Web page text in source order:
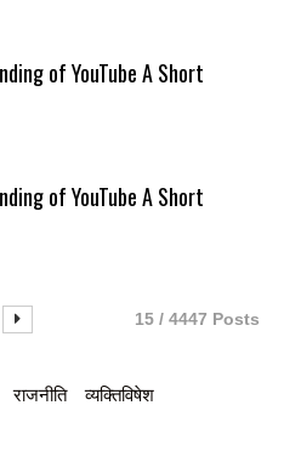
of YouTube A Short
of YouTube A Short
15 / 4447 Posts
राजनीति व्यक्तिविषेश